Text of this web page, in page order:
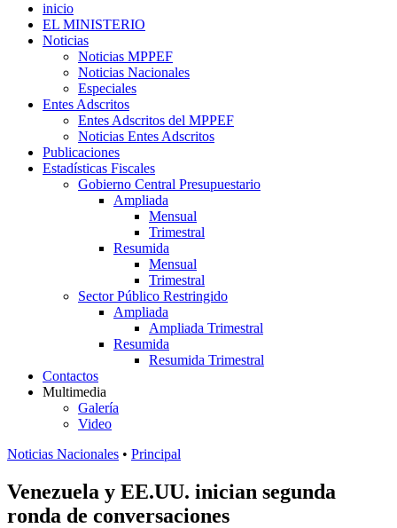
inicio
EL MINISTERIO
Noticias
Noticias MPPEF
Noticias Nacionales
Especiales
Entes Adscritos
Entes Adscritos del MPPEF
Noticias Entes Adscritos
Publicaciones
Estadísticas Fiscales
Gobierno Central Presupuestario
Ampliada
Mensual
Trimestral
Resumida
Mensual
Trimestral
Sector Público Restringido
Ampliada
Ampliada Trimestral
Resumida
Resumida Trimestral
Contactos
Multimedia
Galería
Video
Noticias Nacionales • Principal
Venezuela y EE.UU. inician segunda
ronda de conversaciones